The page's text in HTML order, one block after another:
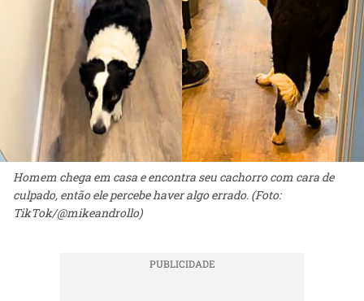
Homem chega em casa e encontra seu cachorro com cara de
culpado, então ele percebe haver algo errado. (Foto:
TikTok/@mikeandrollo)